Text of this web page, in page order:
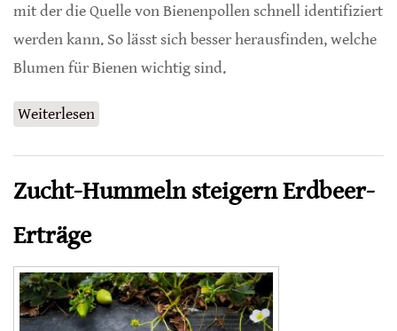
mit der die Quelle von Bienenpollen schnell identifiziert
werden kann. So lässt sich besser herausfinden, welche
Blumen für Bienen wichtig sind.
Weiterlesen
Zucht-Hummeln steigern Erdbeer-
Erträge